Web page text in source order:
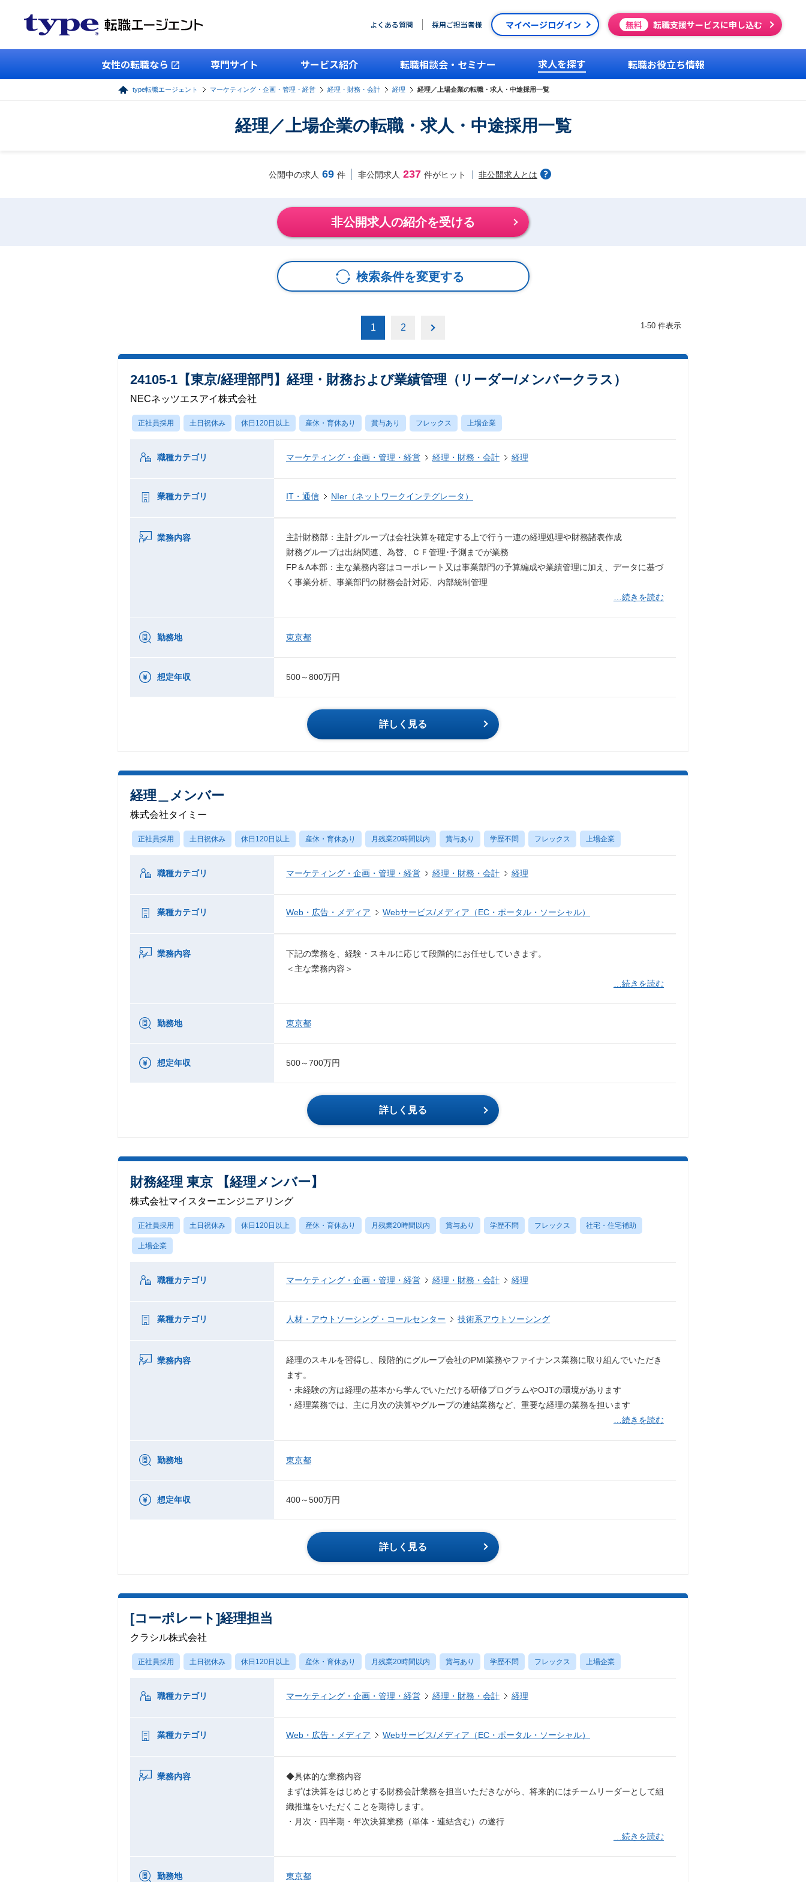
よくある質問 採用ご担当者様 マイページログイン 無料 転職支援サービスに申し込む
女性の転職なら 専門サイト サービス紹介 転職相談会・セミナー 求人を探す 転職お役立ち情報
type転職エージェント マーケティング・企画・管理・経営 経理・財務・会計 経理 経理／上場企業の転職・求人・中途採用一覧
経理／上場企業の転職・求人・中途採用一覧
公開中の求人 69 件 非公開求人 237 件がヒット 非公開求人とは
非公開求人の紹介を受ける
検索条件を変更する
1 2 1-50 件表示
24105-1【東京/経理部門】経理・財務および業績管理（リーダー/メンバークラス）
NECネッツエスアイ株式会社
正社員採用 土日祝休み 休日120日以上 産休・育休あり 賞与あり フレックス 上場企業
職種カテゴリ マーケティング・企画・管理・経営 経理・財務・会計 経理
業種カテゴリ IT・通信 NIer（ネットワークインテグレータ）
業務内容
主計財務部：主計グループは会社決算を確定する上で行う一連の経理処理や財務諸表作成
財務グループは出納関連、為替、ＣＦ管理･予測までが業務
FP＆A本部：主な業務内容はコーポレート又は事業部門の予算編成や業績管理に加え、データに基づ
く事業分析、事業部門の財務会計対応、内部統制管理
…続きを読む
勤務地 東京都
想定年収 500～800万円
詳しく見る
経理＿メンバー
株式会社タイミー
正社員採用 土日祝休み 休日120日以上 産休・育休あり 月残業20時間以内 賞与あり 学歴不問 フレックス 上場企業
職種カテゴリ マーケティング・企画・管理・経営 経理・財務・会計 経理
業種カテゴリ Web・広告・メディア Webサービス/メディア（EC・ポータル・ソーシャル）
業務内容
下記の業務を、経験・スキルに応じて段階的にお任せしていきます。
＜主な業務内容＞
…続きを読む
勤務地 東京都
想定年収 500～700万円
詳しく見る
財務経理 東京 【経理メンバー】
株式会社マイスターエンジニアリング
正社員採用 土日祝休み 休日120日以上 産休・育休あり 月残業20時間以内 賞与あり 学歴不問 フレックス 社宅・住宅補助
上場企業
職種カテゴリ マーケティング・企画・管理・経営 経理・財務・会計 経理
業種カテゴリ 人材・アウトソーシング・コールセンター 技術系アウトソーシング
業務内容
経理のスキルを習得し、段階的にグループ会社のPMI業務やファイナンス業務に取り組んでいただき
ます。
・未経験の方は経理の基本から学んでいただける研修プログラムやOJTの環境があります
・経理業務では、主に月次の決算やグループの連結業務など、重要な経理の業務を担います
…続きを読む
勤務地 東京都
想定年収 400～500万円
詳しく見る
[コーポレート]経理担当
クラシル株式会社
正社員採用 土日祝休み 休日120日以上 産休・育休あり 月残業20時間以内 賞与あり 学歴不問 フレックス 上場企業
職種カテゴリ マーケティング・企画・管理・経営 経理・財務・会計 経理
業種カテゴリ Web・広告・メディア Webサービス/メディア（EC・ポータル・ソーシャル）
業務内容
◆具体的な業務内容
まずは決算をはじめとする財務会計業務を担当いただきながら、将来的にはチームリーダーとして組
織推進をいただくことを期待します。
・月次・四半期・年次決算業務（単体・連結含む）の遂行
…続きを読む
勤務地 東京都